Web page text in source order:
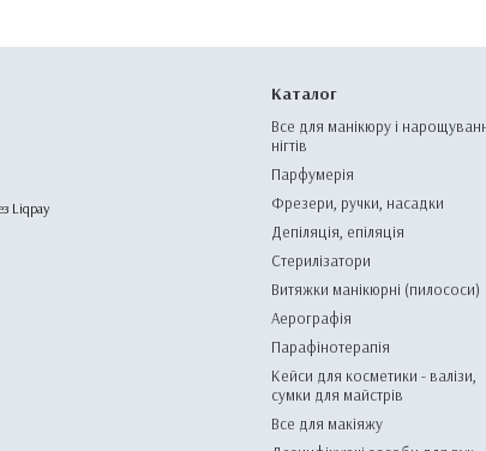
Каталог
Все для манікюру і
нігтів
Парфумерія
Фрезери, ручки, насадки
Депіляція, епіляція
Стерилізатори
Витяжки манікюрні (пилососи)
Аерографія
Парафінотерапія
Кейси для косметики - валізи,
сумки для майстрів
Все для макіяжу